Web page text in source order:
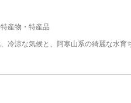
特産物・特産品